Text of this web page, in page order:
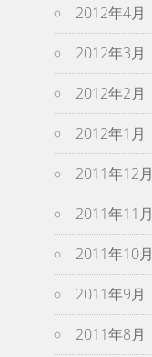
2012年4月
2012年3月
2012年2月
2012年1月
2011年12月
2011年11月
2011年10月
2011年9月
2011年8月